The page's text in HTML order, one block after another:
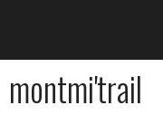
montmi'trail